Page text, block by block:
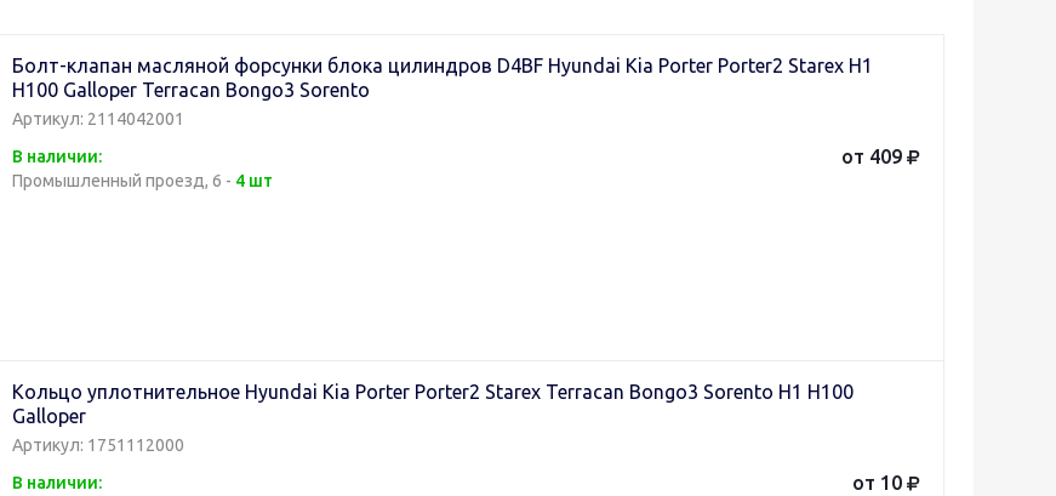
Болт-клапан масляной форсунки блока цилиндров D4BF Hyundai Kia Porter Porter2 Starex H1
H100 Galloper Terracan Bongo3 Sorento
Артикул: 2114042001
В наличии:
Промышленный проезд, 6 - 4 шт
от 409
Кольцо уплотнительное Hyundai Kia Porter Porter2 Starex Terracan Bongo3 Sorento H1 H100
Galloper
Артикул: 1751112000
В наличии:
от 10